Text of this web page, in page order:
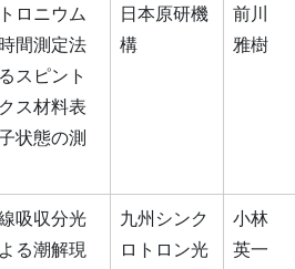
ロニウム
間測定法
スピント
ス材料表
状態の測
日本原研機
構
前川
雅樹
吸収分光
る潮解現
九州シンク
ロトロン光
小林
英一